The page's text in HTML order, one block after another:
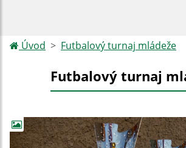
Úvod Futbalový turnaj mládeže
Futbalový turnaj